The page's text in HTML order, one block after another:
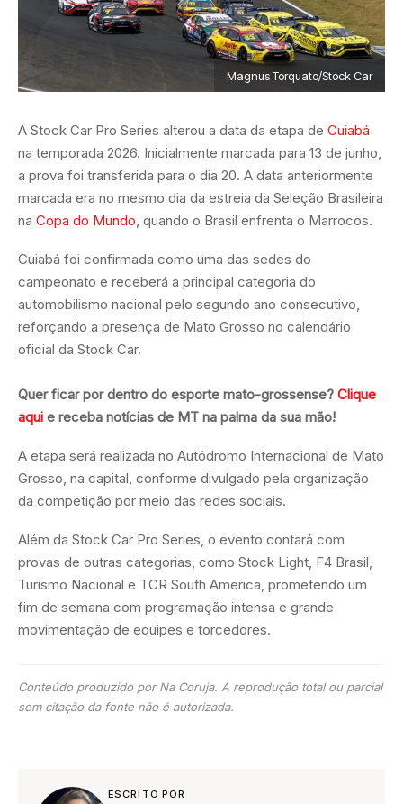
Magnus Torquato/Stock Car
A Stock Car Pro Series alterou a data da etapa de Cuiabá
na temporada 2026. Inicialmente marcada para 13 de junho,
a prova foi transferida para o dia 20. A data anteriormente
marcada era no mesmo dia da estreia da Seleção Brasileira
na Copa do Mundo, quando o Brasil enfrenta o Marrocos.
Cuiabá foi confirmada como uma das sedes do
campeonato e receberá a principal categoria do
automobilismo nacional pelo segundo ano consecutivo,
reforçando a presença de Mato Grosso no calendário
oficial da Stock Car.
Quer ficar por dentro do esporte mato-grossense? Clique
aqui e receba notícias de MT na palma da sua mão!
A etapa será realizada no Autódromo Internacional de Mato
Grosso, na capital, conforme divulgado pela organização
da competição por meio das redes sociais.
Além da Stock Car Pro Series, o evento contará com
provas de outras categorias, como Stock Light, F4 Brasil,
Turismo Nacional e TCR South America, prometendo um
fim de semana com programação intensa e grande
movimentação de equipes e torcedores.
Conteúdo produzido por Na Coruja. A reprodução total ou parcial
sem citação da fonte não é autorizada.
ESCRITO POR